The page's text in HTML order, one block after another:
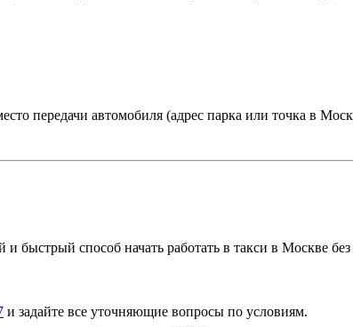
передачи автомобиля (адрес парка или точка в
быстрый способ начать работать в такси в Москве
и задайте все уточняющие вопросы по условиям.